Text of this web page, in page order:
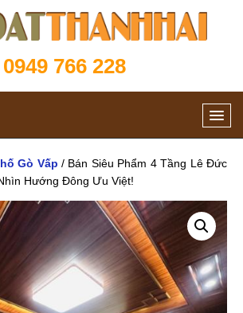
0949 766 228
Gò Vấp / Bán Siêu Phẩm 4 Tầng Lê Đức
Hướng Đông Ưu Việt!